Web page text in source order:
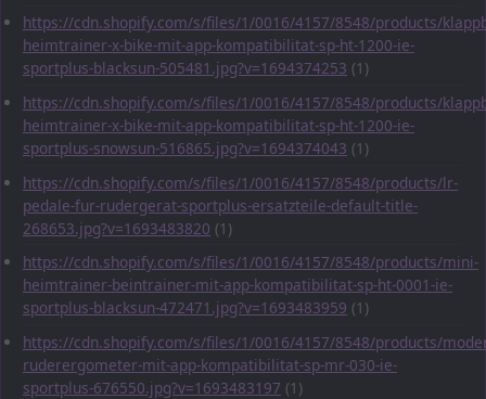
https://cdn.shopify.com/s/files/1/0016/4157/8548/products/
heimtrainer-x-bike-mit-app-kompatibilitat-sp-ht-1200-ie-
sportplus-blacksun-505481.jpg?v=1694374253 (1)
https://cdn.shopify.com/s/files/1/0016/4157/8548/products/
heimtrainer-x-bike-mit-app-kompatibilitat-sp-ht-1200-ie-
sportplus-snowsun-516865.jpg?v=1694374043 (1)
https://cdn.shopify.com/s/files/1/0016/4157/8548/products/lr-
pedale-fur-rudergerat-sportplus-ersatzteile-default-title-
268653.jpg?v=1693483820 (1)
https://cdn.shopify.com/s/files/1/0016/4157/8548/products/mini-
heimtrainer-beintrainer-mit-app-kompatibilitat-sp-ht-0001-ie-
sportplus-blacksun-472471.jpg?v=1693483959 (1)
https://cdn.shopify.com/s/files/1/0016/4157/8548/products/
ruderergometer-mit-app-kompatibilitat-sp-mr-030-ie-
sportplus-676550.jpg?v=1693483197 (1)